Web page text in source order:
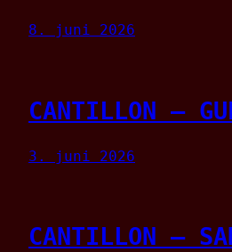
8. juni 2026
CANTILLON –
3. juni 2026
CANTILLON –